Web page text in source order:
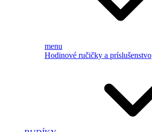
menu
Hodinové ručičky a príslušenstvo